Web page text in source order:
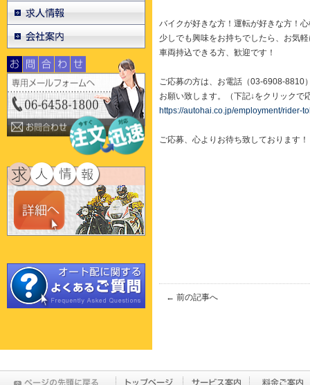
バイクが好きな方！運転が好きな方！
少しでも興味をお持ちでしたら、お気
車両持込できる方、歓迎です！
ご応募の方は、お電話（03-6908-8810
お願い致します。（下記↓をクリックで
https://autohai.co.jp/employment/rider-
ご応募、心よりお待ち致しております！
← 前の記事へ